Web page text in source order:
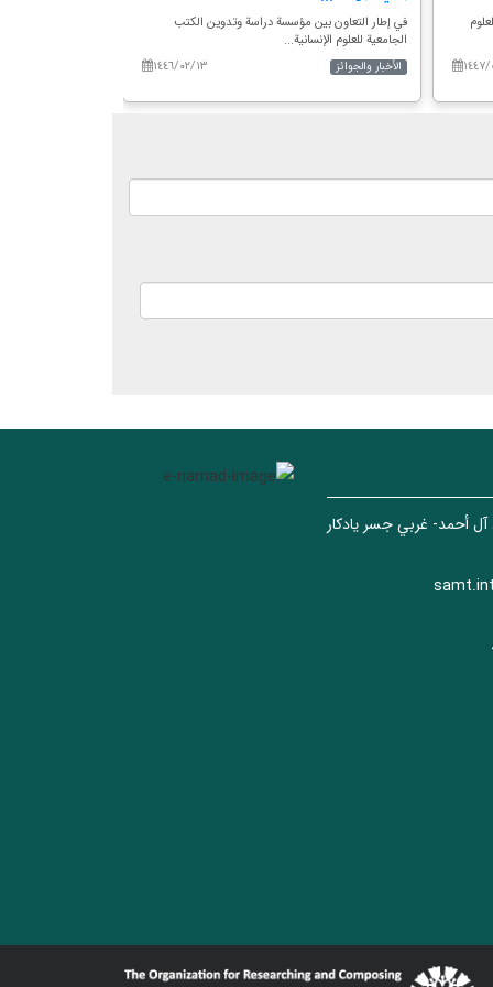
في إطار التعاون بين مؤسسة دراسة وتدوين الكتب
الجامعية للعلوم الإنسانية...
١٤٤٦/٠٢/١٣
الأخبار والجوائز
٠٤
آل أحمد- غربي جسر يادكار